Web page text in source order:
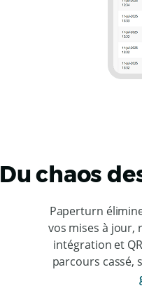
Du chaos
Paperturn
vos mises à jour,
intégration et
parcours cassé,